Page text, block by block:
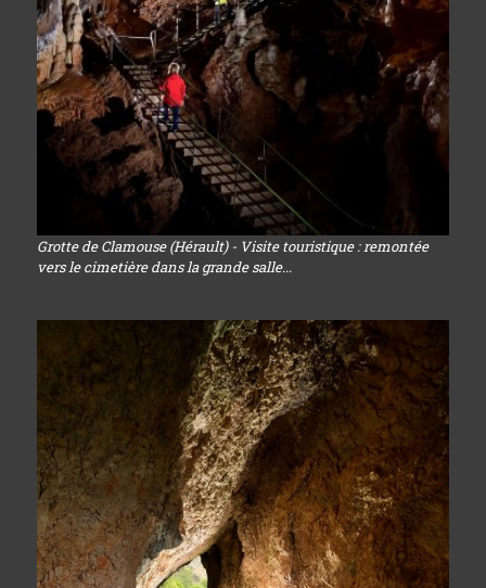
Grotte de Clamouse (Hérault) - Visite touristique : remontée
vers le cimetière dans la grande salle...